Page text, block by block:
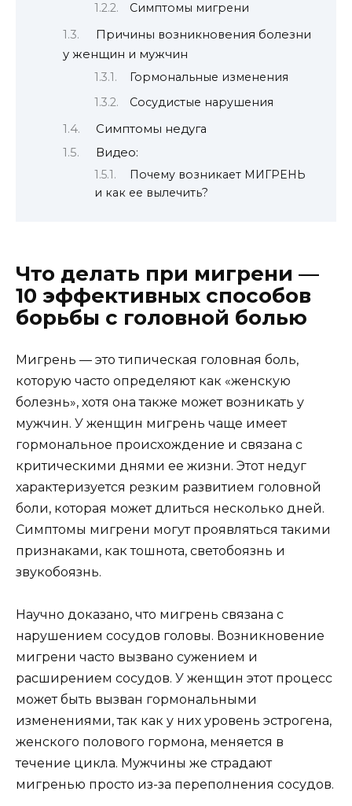
Симптомы мигрени
Причины возникновения болезни
у женщин и мужчин
Гормональные изменения
Сосудистые нарушения
Симптомы недуга
Видео:
Почему возникает МИГРЕНЬ
и как ее вылечить?
Что делать при мигрени —
10 эффективных способов
борьбы с головной болью
Мигрень — это типическая головная боль,
которую часто определяют как «женскую
болезнь», хотя она также может возникать у
мужчин. У женщин мигрень чаще имеет
гормональное происхождение и связана с
критическими днями ее жизни. Этот недуг
характеризуется резким развитием головной
боли, которая может длиться несколько дней.
Симптомы мигрени могут проявляться такими
признаками, как тошнота, светобоязнь и
звукобоязнь.
Научно доказано, что мигрень связана с
нарушением сосудов головы. Возникновение
мигрени часто вызвано сужением и
расширением сосудов. У женщин этот процесс
может быть вызван гормональными
изменениями, так как у них уровень эстрогена,
женского полового гормона, меняется в
течение цикла. Мужчины же страдают
мигренью просто из-за переполнения сосудов.